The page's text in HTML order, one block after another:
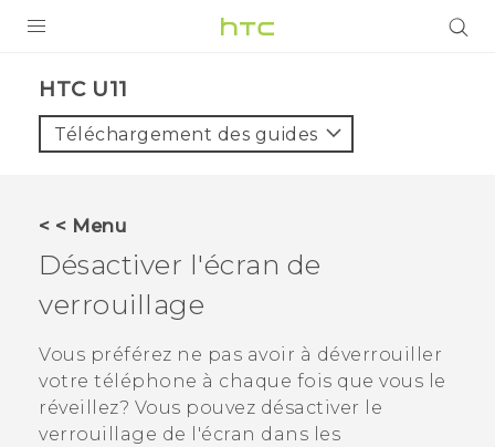
VIVE
VIVERSE
SUPPORT
Appareils HTC & Accessoires
Achat & Règlement Questions
HTC U11‎
Téléchargement des guides
< < Menu
Désactiver l'écran de
verrouillage
Vous préférez ne pas avoir à déverrouiller
votre téléphone à chaque fois que vous le
réveillez? Vous pouvez désactiver le
verrouillage de l'écran dans les